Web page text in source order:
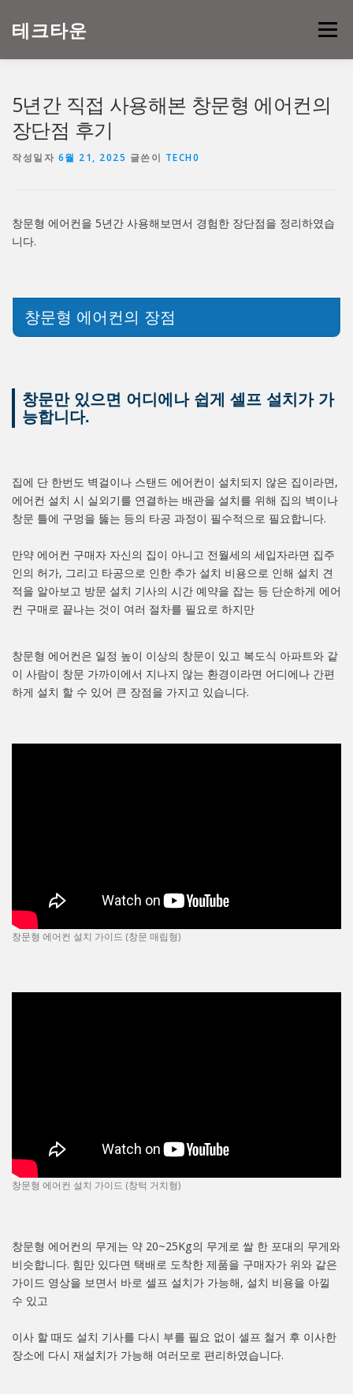
테크타운 메뉴
5년간 직접 사용해본 창문형 에어컨의
장단점 후기
작성일자 6월 21, 2025 글쓴이 TECH0
창문형 에어컨을 5년간 사용해보면서 경험한 장단점을 정리하였습
니다.
창문형 에어컨의 장점
창문만 있으면 어디에나 쉽게 셀프 설치가 가
능합니다.
집에 단 한번도 벽걸이나 스탠드 에어컨이 설치되지 않은 집이라면,
에어컨 설치 시 실외기를 연결하는 배관을 설치를 위해 집의 벽이나
창문 틀에 구멍을 뚫는 등의 타공 과정이 필수적으로 필요합니다.
만약 에어컨 구매자 자신의 집이 아니고 전월세의 세입자라면 집주
인의 허가, 그리고 타공으로 인한 추가 설치 비용으로 인해 설치 견
적을 알아보고 방문 설치 기사의 시간 예약을 잡는 등 단순하게 에어
컨 구매로 끝나는 것이 여러 절차를 필요로 하지만
창문형 에어컨은 일정 높이 이상의 창문이 있고 복도식 아파트와 같
이 사람이 창문 가까이에서 지나지 않는 환경이라면 어디에나 간편
하게 설치 할 수 있어 큰 장점을 가지고 있습니다.
창문형 에어컨 설치 가이드 (창문 매립형)
창문형 에어컨 설치 가이드 (창턱 거치형)
창문형 에어컨의 무게는 약 20~25Kg의 무게로 쌀 한 포대의 무게와
비슷합니다. 힘만 있다면 택배로 도착한 제품을 구매자가 위와 같은
가이드 영상을 보면서 바로 셀프 설치가 가능해, 설치 비용을 아낄
수 있고
이사 할 때도 설치 기사를 다시 부를 필요 없이 셀프 철거 후 이사한
장소에 다시 재설치가 가능해 여러모로 편리하였습니다.